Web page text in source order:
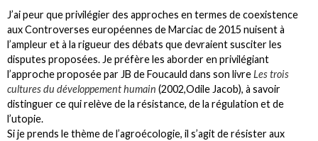
J’ai peur que privilégier des approches en termes de coexistence
aux Controverses européennes de Marciac de 2015 nuisent à
l’ampleur et à la rigueur des débats que devraient susciter les
disputes proposées. Je préfère les aborder en privilégiant
l’approche proposée par JB de Foucauld dans son livreLes trois
cultures du développement humain (2002,Odile Jacob), à savoir
distinguer ce qui relève de la résistance, de la régulation et de
l’utopie.
Si je prends le thème de l’agroécologie, il s’agit de résister aux